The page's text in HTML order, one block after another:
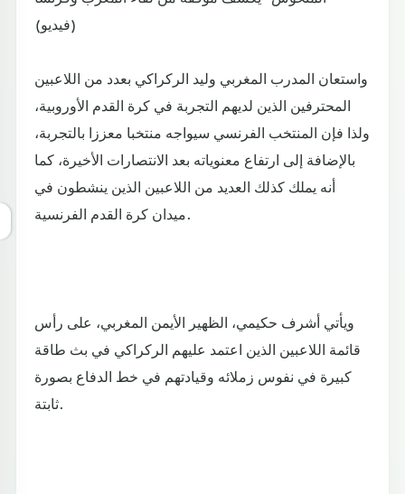
(فيديو)
واستعان المدرب المغربي وليد الركراكي بعدد من اللاعبين
المحترفين الذين لديهم التجربة في كرة القدم الأوروبية،
ولذا فإن المنتخب الفرنسي سيواجه منتخبا معززا بالتجربة،
بالإضافة إلى ارتفاع معنوياته بعد الانتصارات الأخيرة، كما
أنه يملك كذلك العديد من اللاعبين الذين ينشطون في
ميدان كرة القدم الفرنسية.
ويأتي أشرف حكيمي، الظهير الأيمن المغربي، على رأس
قائمة اللاعبين الذين اعتمد عليهم الركراكي في بث طاقة
كبيرة في نفوس زملائه وقيادتهم في خط الدفاع بصورة
ثابتة.